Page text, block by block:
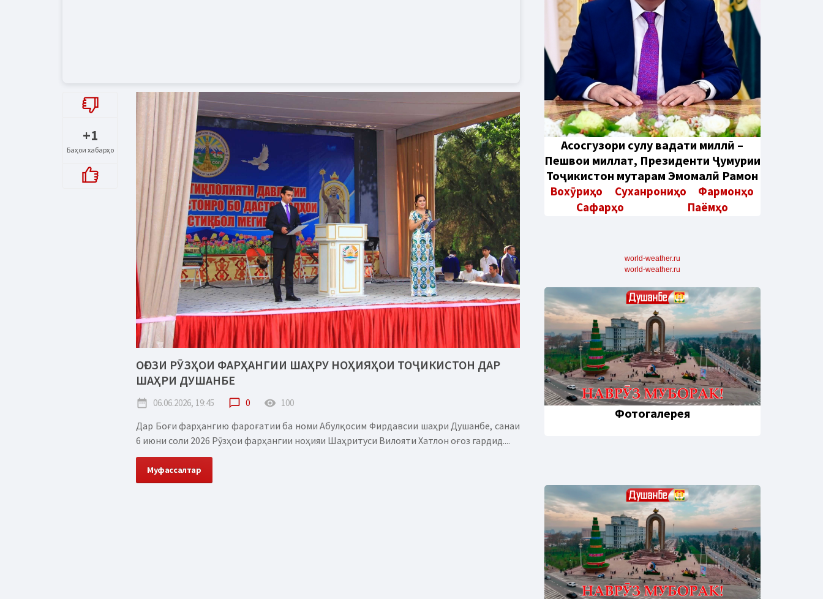
+1
Баҳои хабарҳо
ОҒОЗИ РӮЗҲОИ ФАРҲАНГИИ ШАҲРУ НОҲИЯҲОИ ТОҶИКИСТОН ДАР
ШАҲРИ ДУШАНБЕ
date_range 06.06.2026, 19:45 chat_bubble_outline 0 remove_red_eye 100
Дар Боғи фарҳангию фароғатии ба номи Абулқосим Фирдавсии шаҳри Душанбе, санаи
6 июни соли 2026 Рӯзҳои фарҳангии ноҳияи Шаҳритуси Вилояти Хатлон оғоз гардид....
Муфассалтар
Aсосгузори сулҳу ваҳдати миллӣ –
Пешвои миллат, Президенти Ҷумҳурии
Тоҷикистон муҳтарам Эмомалӣ Раҳмон
Вохӯриҳо Суханрониҳо
Фармонҳо
Сафарҳо
Паёмҳо
world-weather.ru
world-weather.ru
Фотогалерея